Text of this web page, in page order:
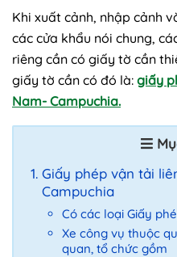
Khi xuất cảnh, nhập cảnh
các cửa khẩu nói chung,
riêng cần có giấy tờ cần
giấy tờ cần có đó là: giấy
Nam- Campuchia.
Giấy phép vận tải
Campuchia
Có các loại Giấy
Xe công vụ thuộc
quan, tổ chức gồm